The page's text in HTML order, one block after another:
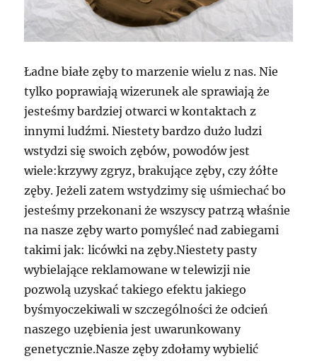
Ładne białe zęby to marzenie wielu z nas. Nie
tylko poprawiają wizerunek ale sprawiają że
jesteśmy bardziej otwarci w kontaktach z
innymi ludźmi. Niestety bardzo dużo ludzi
wstydzi się swoich zębów, powodów jest
wiele:krzywy zgryz, brakujące zęby, czy żółte
zęby. Jeżeli zatem wstydzimy się uśmiechać bo
jesteśmy przekonani że wszyscy patrzą właśnie
na nasze zęby warto pomyśleć nad zabiegami
takimi jak: licówki na zęby.Niestety pasty
wybielające reklamowane w telewizji nie
pozwolą uzyskać takiego efektu jakiego
byśmyoczekiwali w szczególności że odcień
naszego uzębienia jest uwarunkowany
genetycznie.Nasze zęby zdołamy wybielić